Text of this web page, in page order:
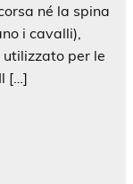
né la spina
i cavalli),
per le
[…]